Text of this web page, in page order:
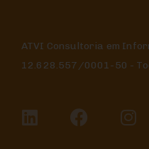
ATVI Consultoria em
12.628.557/0001-50 -